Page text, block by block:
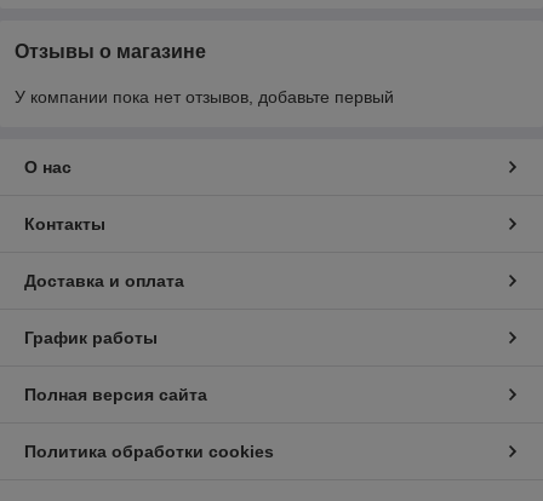
Отзывы о магазине
У компании пока нет отзывов, добавьте первый
О нас
Контакты
Доставка и оплата
График работы
Полная версия сайта
Политика обработки cookies